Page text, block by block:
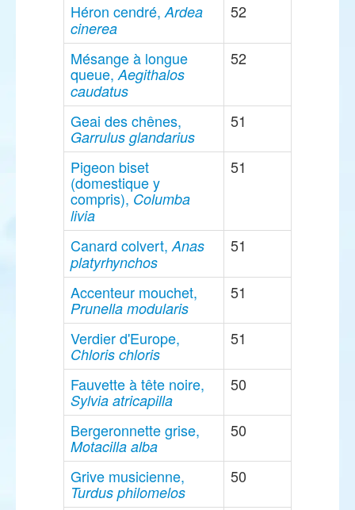
Héron cendré, Ardea
cinerea
52
Mésange à longue
queue,Aegithalos
caudatus
52
Geai des chênes,
Garrulus glandarius
51
Pigeon biset
(domestique y
compris),Columba
livia
51
Canard colvert, Anas
platyrhynchos
51
Accenteur mouchet,
Prunella modularis
51
Verdier d'Europe,
Chloris chloris
51
Fauvette à tête noire,
Sylvia atricapilla
50
Bergeronnette grise,
Motacilla alba
50
Grive musicienne,
Turdus philomelos
50